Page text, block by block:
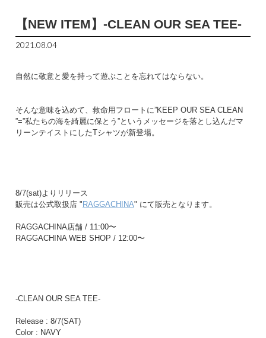
【NEW ITEM】-CLEAN OUR SEA TEE-
2021.08.04
自然に敬意と愛を持って遊ぶことを忘れてはならない。
そんな意味を込めて、救命用フロートに”KEEP OUR SEA CLEAN
”=”私たちの海を綺麗に保とう”というメッセージを落とし込んだマ
リーンテイストにしたTシャツが新登場。
8/7(sat)よりリリース
販売は公式取扱店 " RAGGACHINA" にて販売となります。
RAGGACHINA店舗 / 11:00〜
RAGGACHINA WEB SHOP / 12:00〜
-CLEAN OUR SEA TEE-
Release : 8/7(SAT)
Color : NAVY